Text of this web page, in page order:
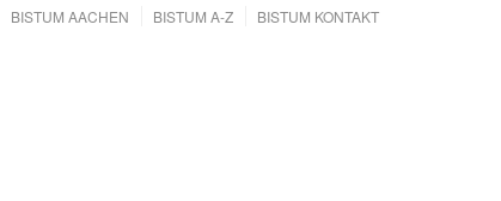
BISTUM AACHEN BISTUM A-Z BISTUM KONTAKT